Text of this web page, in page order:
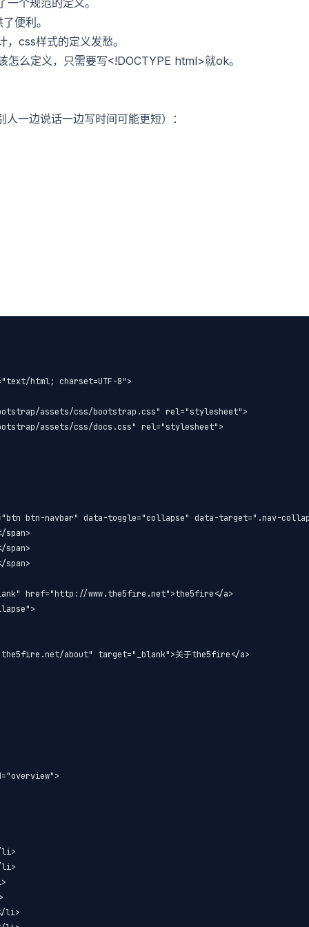
个规范的定义。
便利。
css样式的定义发愁。
么定义，只需要写<!DOCTYPE html>就ok。
一边说话一边写时间可能更短）：
html; charset=UTF-8">
assets/css/bootstrap.css" rel="stylesheet">
assets/css/docs.css" rel="stylesheet">
btn-navbar" data-toggle="collapse" data-target=".nav-
span>
span>
span>
href="http://www.the5fire.net">the5fire</a>
about" target="_blank">关于the5fire</a>
li>